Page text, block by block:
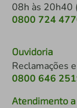
08h às 20h40
0800 724
Ouvidoria
Reclamações
0800 646
Atendimento